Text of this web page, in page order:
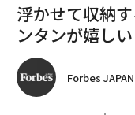
浮かせて収納
ンタンが嬉し
Forbes